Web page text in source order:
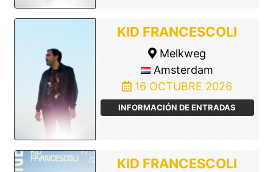
KID FRANCESCOLI
Melkweg
Amsterdam
16 OCTUBRE 2026
INFORMACIÓN DE ENTRADAS
KID FRANCESCOLI